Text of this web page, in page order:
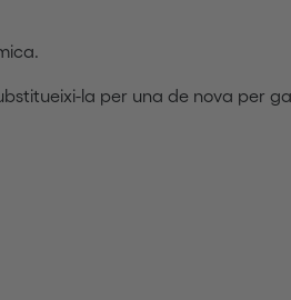
la per una de nova per